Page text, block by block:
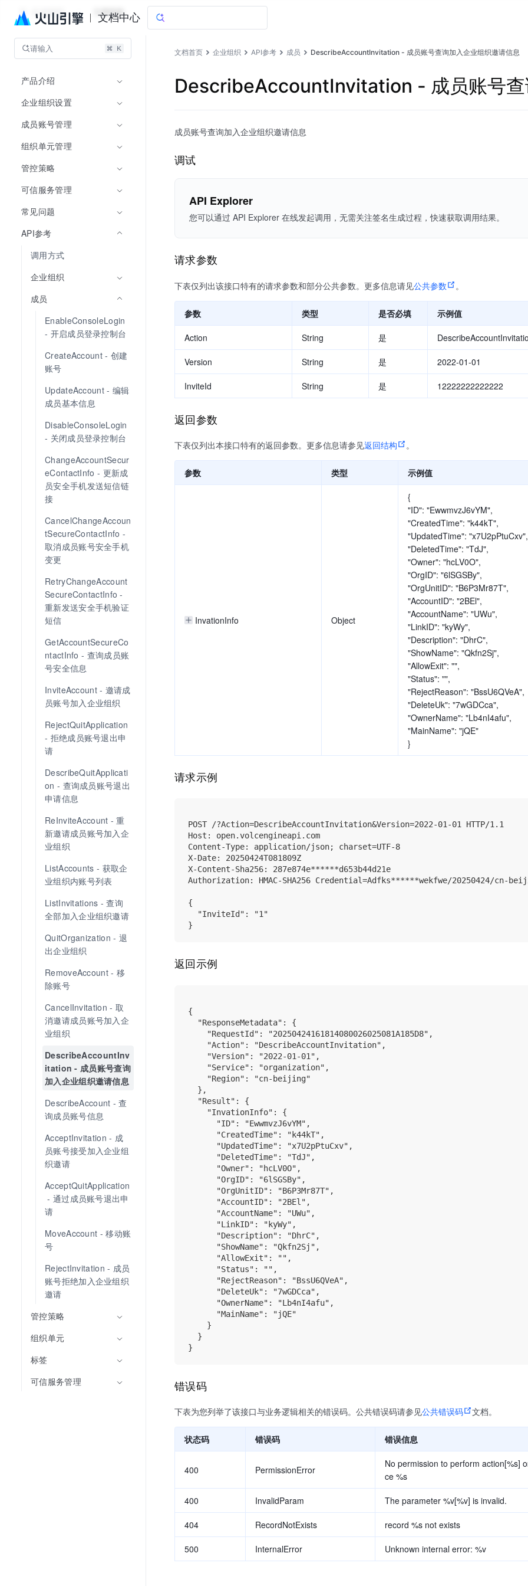
文档中心
企业组织 文档指南
请输入
产品介绍
企业组织设置
成员账号管理
组织单元管理
管控策略
可信服务管理
常见问题
API参考
调用方式
企业组织
成员
EnableConsoleLogin
- 开启成员登录控制台
CreateAccount - 创建
账号
UpdateAccount - 编辑
成员基本信息
DisableConsoleLogin
- 关闭成员登录控制台
ChangeAccountSecur
eContactInfo - 更新成
员安全手机发送短信链
接
CancelChangeAccoun
tSecureContactInfo -
取消成员账号安全手机
变更
RetryChangeAccount
SecureContactInfo -
重新发送安全手机验证
短信
GetAccountSecureCo
ntactInfo - 查询成员账
号安全信息
InviteAccount - 邀请成
员账号加入企业组织
RejectQuitApplication
- 拒绝成员账号退出申
请
DescribeQuitApplicati
on - 查询成员账号退出
申请信息
ReInviteAccount - 重
新邀请成员账号加入企
业组织
ListAccounts - 获取企
业组织内账号列表
ListInvitations - 查询
全部加入企业组织邀请
QuitOrganization - 退
出企业组织
RemoveAccount - 移
除账号
CancelInvitation - 取
消邀请成员账号加入企
业组织
DescribeAccountInv
itation - 成员账号查询
加入企业组织邀请信息
DescribeAccount - 查
询成员账号信息
AcceptInvitation - 成
员账号接受加入企业组
织邀请
AcceptQuitApplication
- 通过成员账号退出申
请
MoveAccount - 移动账
号
RejectInvitation - 成员
账号拒绝加入企业组织
邀请
管控策略
组织单元
标签
可信服务管理
文档首页 企业组织 API参考 成员 DescribeAccountInvitation - 成员账号查询加入企业组织邀请信息
DescribeAccountInvitation - 成员账号查
成员账号查询加入企业组织邀请信息
调试
API Explorer
您可以通过 API Explorer 在线发起调用，无需关注签名生成过程，快速获取调用结果。
请求参数
下表仅列出该接口特有的请求参数和部分公共参数。更多信息请见公共参数 。
参数 类型 是否必填 示例值
Action String 是
Version String 是 2022-01-01
InviteId String 是 12222222222222
返回参数
下表仅列出本接口特有的返回参数。更多信息请参见返回结构 。
参数 类型 示例值
InvationInfo Object
{
"ID": "EwwmvzJ6vYM",
"CreatedTime": "k44kT",
"UpdatedTime": "x7U2pPtuCxv",
"DeletedTime": "TdJ",
"Owner": "hcLV0O",
"OrgID": "6lSGSBy",
"OrgUnitID": "B6P3Mr87T",
"AccountID": "2BEl",
"AccountName": "UWu",
"LinkID": "kyWy",
"Description": "DhrC",
"ShowName": "Qkfn2Sj",
"AllowExit": "",
"Status": "",
"RejectReason": "BssU6QVeA",
"DeleteUk": "7wGDCca",
"OwnerName": "Lb4nI4afu",
"MainName": "jQE"
}
请求示例
POST /?Action=DescribeAccountInvitation&Version=2022-01-01 HTTP/1.1
Host: open.volcengineapi.com
Content-Type: application/json; charset=UTF-8
X-Date: 20250424T081809Z
X-Content-Sha256: 287e874e******d653b44d21e
Authorization: HMAC-SHA256 Credential=Adfks******wekfwe/20250424/cn-
{
  "InviteId": "1"
返回示例
{
  "ResponseMetadata": {
    "RequestId": "20250424161814080026025081A185D8",
    "Action": "DescribeAccountInvitation",
    "Version": "2022-01-01",
    "Service": "organization",
    "Region": "cn-beijing"
  },
  "Result": {
    "InvationInfo": {
      "ID": "EwwmvzJ6vYM",
      "CreatedTime": "k44kT",
      "UpdatedTime": "x7U2pPtuCxv",
      "DeletedTime": "TdJ",
      "Owner": "hcLV0O",
      "OrgID": "6lSGSBy",
      "OrgUnitID": "B6P3Mr87T",
      "AccountID": "2BEl",
      "AccountName": "UWu",
      "LinkID": "kyWy",
      "Description": "DhrC",
      "ShowName": "Qkfn2Sj",
      "AllowExit": "",
      "Status": "",
      "RejectReason": "BssU6QVeA",
      "DeleteUk": "7wGDCca",
      "OwnerName": "Lb4nI4afu",
      "MainName": "jQE"
    }
  }
错误码
下表为您列举了该接口与业务逻辑相关的错误码。公共错误码请参见公共错误码 文档。
状态码 错误码 错误信息
400 PermissionError
No permission to perform action[%s]
ce %s
400 InvalidParam The parameter %v[%v] is invalid.
404 RecordNotExists record %s not exists
500 InternalError Unknown internal error: %v